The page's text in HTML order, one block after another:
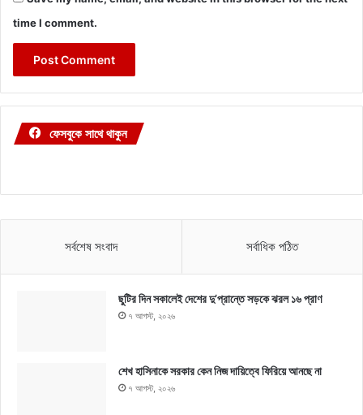
time I comment.
ফেসবুকে সাথে থাকুন
সর্বশেষ সংবাদ সর্বাধিক পঠিত
ছুটির দিন সকালেই দেশের দু’প্রান্তে সড়কে ঝরল ১৬ প্রাণ
৭ আগস্ট, ২০২৬
শেখ হাসিনাকে সরকার কেন নিজ দায়িত্বে ফিরিয়ে আনছে না
৭ আগস্ট, ২০২৬